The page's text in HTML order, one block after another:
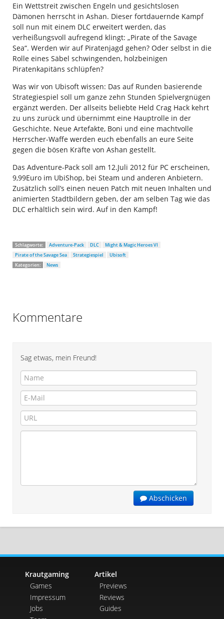
Ein Wettstreit zwischen Engeln und gesichtslosen
Dämonen herrscht in Ashan. Dieser fortdauernde Kampf
soll nun mit einem DLC erweitert werden, das
verheißungsvoll aufregend klingt: „Pirate of the Savage
Sea“. Werden wir auf Piratenjagd gehen? Oder selbst in die
Rolle eines Säbel schwingenden, holzbeinigen
Piratenkapitäns schlüpfen?
Was wir von Ubisoft wissen: Das auf Runden basierende
Strategiespiel soll um ganze zehn Stunden Spielvergnügen
ergänzt werden. Der allseits beliebte Held Crag Hack kehrt
zu uns zurück und übernimmt eine Hauptrolle in der
Geschichte. Neue Artefakte, Boni und eine machtvolle
Herrscher-Waffe werden euch ebenfalls an eure Seite
gegen die bösen Kräfte von Ashan gestellt.
Das Adventure-Pack soll am 12.Juli 2012 für PC erscheinen,
9,99Euro im UbiShop, bei Steam und anderen Anbietern.
Zusätzlich soll’s einen neuen Patch mit neuen Inhalten und
animierten Stadtbildern geben, der am selben Tag wie das
DLC erhältlich sein wird. Auf in den Kampf!
Schlagworte: Adventure-Pack DLC
Might & Magic Heroes VI
Pirate of the Savage Sea
Strategiespiel
Ubisoft
Kategorien:
News
Kommentare
Sag etwas, mein Freund!
Abschicken
Krautgaming
Games
Impressum
Jobs
Artikel
Previews
Reviews
Guides